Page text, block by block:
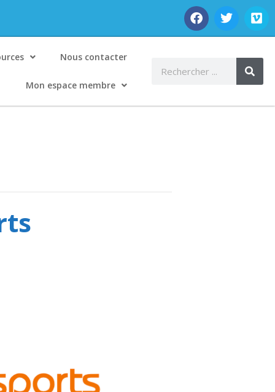
Nous contacter
Mon espace membre